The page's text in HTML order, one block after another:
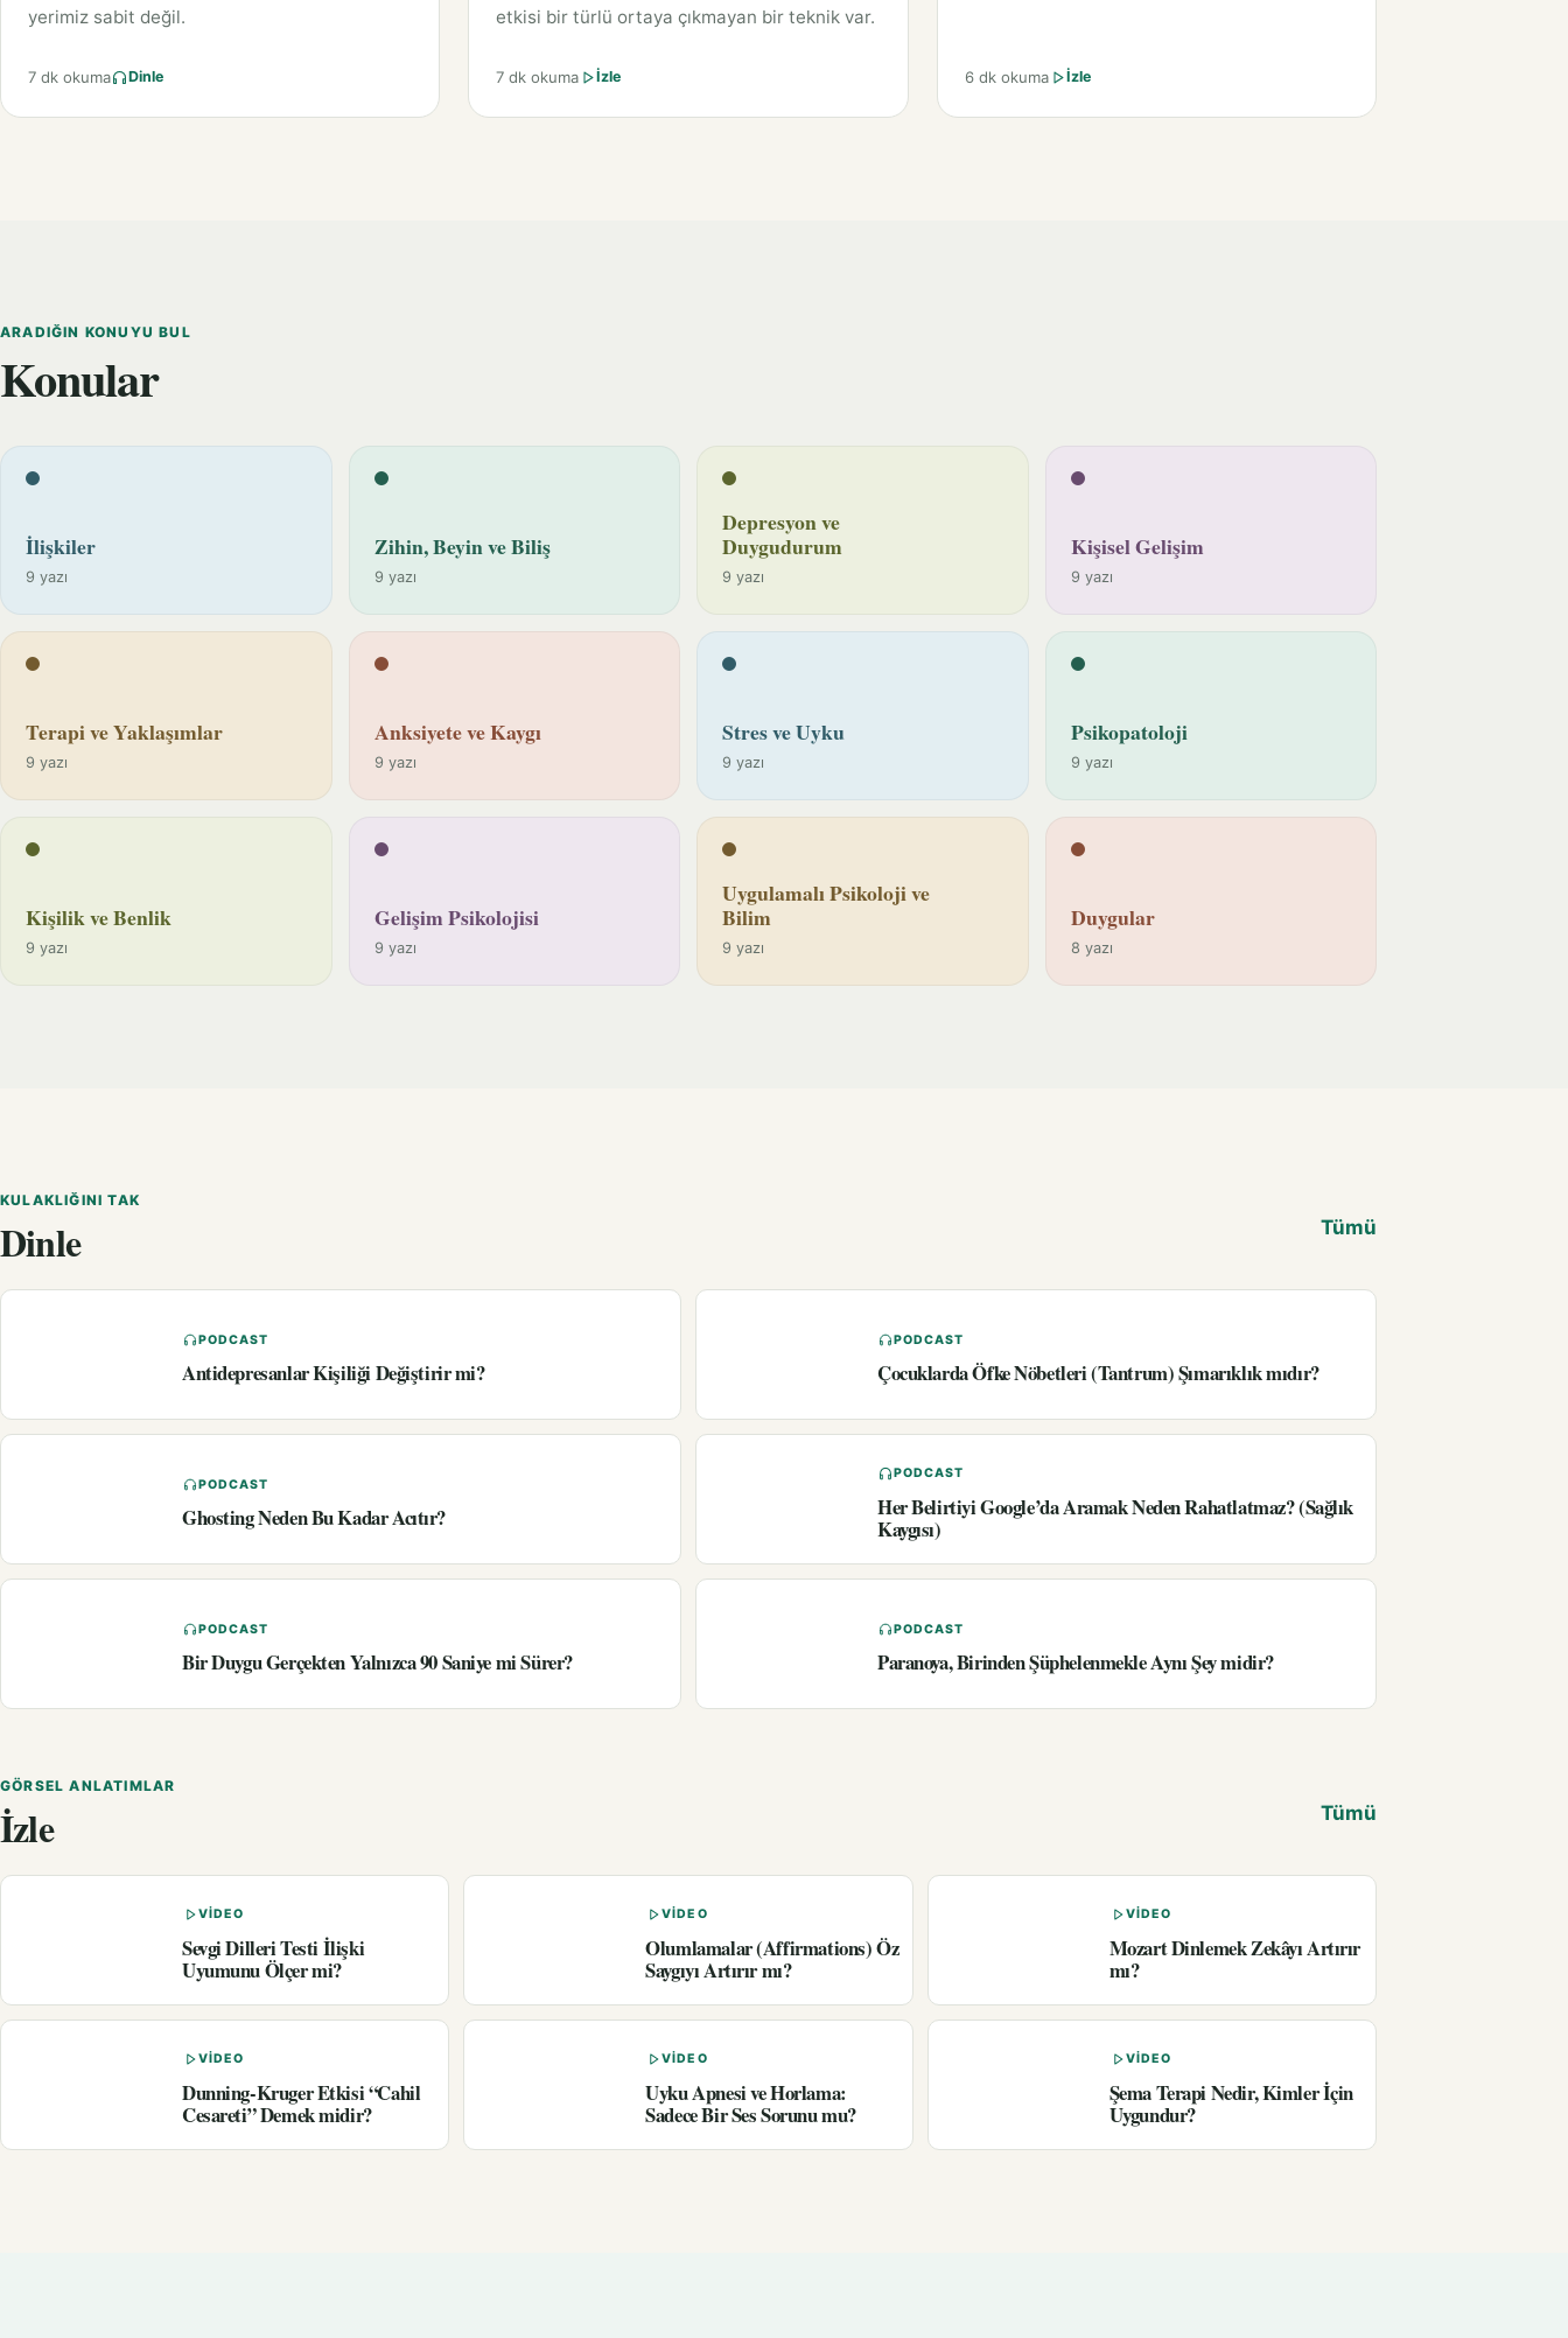
yerimiz sabit değil.
7 dk okuma Dinle
etkisi bir türlü ortaya çıkmayan bir teknik var.
7 dk okuma İzle 6 dk okuma İzle
ARADIĞIN KONUYU BUL
Konular
İlişkiler
9 yazı
Zihin, Beyin ve Biliş
9 yazı
Depresyon ve
Duygudurum
9 yazı
Kişisel Gelişim
9 yazı
Terapi ve Yaklaşımlar
9 yazı
Anksiyete ve Kaygı
9 yazı
Stres ve Uyku
9 yazı
Psikopatoloji
9 yazı
Kişilik ve Benlik
9 yazı
Gelişim Psikolojisi
9 yazı
Uygulamalı Psikoloji ve
Bilim
9 yazı
Duygular
8 yazı
KULAKLIĞINI TAK
Dinle Tümü
PODCAST
Antidepresanlar Kişiliği Değiştirir mi?
PODCAST
Çocuklarda Öfke Nöbetleri (Tantrum) Şımarıklık mıdır?
PODCAST
Ghosting Neden Bu Kadar Acıtır?
PODCAST
Her Belirtiyi Google’da Aramak Neden Rahatlatmaz? (Sağlık
Kaygısı)
PODCAST
Bir Duygu Gerçekten Yalnızca 90 Saniye mi Sürer?
PODCAST
Paranoya, Birinden Şüphelenmekle Aynı Şey midir?
GÖRSEL ANLATIMLAR
İzle Tümü
VIDEO
Sevgi Dilleri Testi İlişki
Uyumunu Ölçer mi?
VIDEO
Olumlamalar (Affirmations) Öz
Saygıyı Artırır mı?
VIDEO
Mozart Dinlemek Zekâyı Artırır
mı?
VIDEO
Dunning-Kruger Etkisi “Cahil
Cesareti” Demek midir?
VIDEO
Uyku Apnesi ve Horlama:
Sadece Bir Ses Sorunu mu?
VIDEO
Şema Terapi Nedir, Kimler İçin
Uygundur?